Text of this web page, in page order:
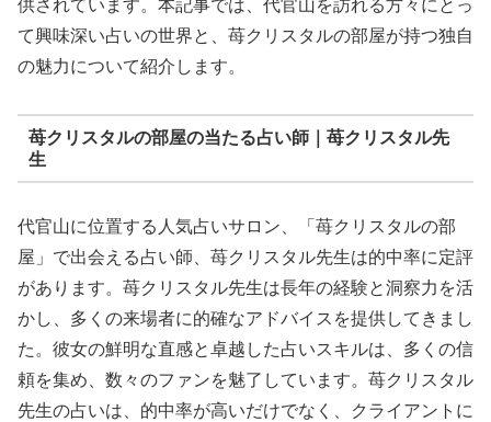
供されています。本記事では、代官山を訪れる方々にとっ
て興味深い占いの世界と、苺クリスタルの部屋が持つ独自
の魅力について紹介します。
苺クリスタルの部屋の当たる占い師｜苺クリスタル先
生
代官山に位置する人気占いサロン、「苺クリスタルの部
屋」で出会える占い師、苺クリスタル先生は的中率に定評
があります。苺クリスタル先生は長年の経験と洞察力を活
かし、多くの来場者に的確なアドバイスを提供してきまし
た。彼女の鮮明な直感と卓越した占いスキルは、多くの信
頼を集め、数々のファンを魅了しています。苺クリスタル
先生の占いは、的中率が高いだけでなく、クライアントに